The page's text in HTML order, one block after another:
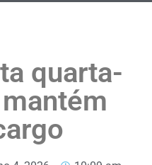
quarta-